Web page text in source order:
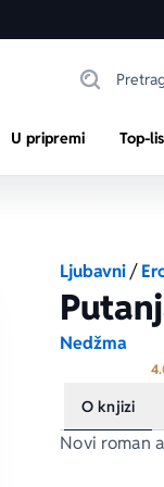
U pripremi Top-
Ljubavni/
Nedžma
O knjizi
Novi roman